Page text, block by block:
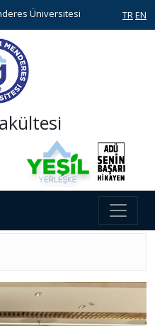
Üniversitesi TR EN